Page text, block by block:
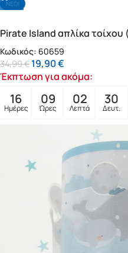
NΕΟ!
Pirate Island απλίκα τοίχου
Κωδικός: 60659
34,99€ 19,90€
Έκπτωση για ακόμα:
16
Ημέρες
09
Ώρες
02
Λεπτά
28
Δευτ.